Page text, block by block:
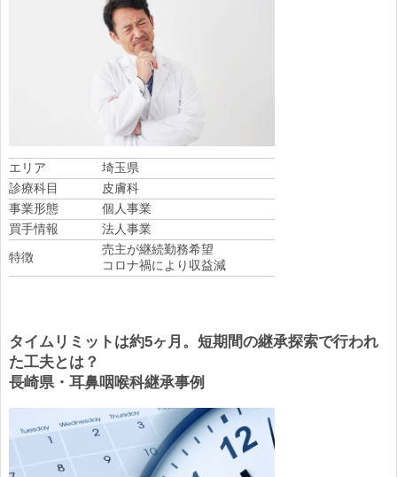
エリア
埼玉県
診療科目
皮膚科
事業形態
個人事業
買手情報
法人事業
特徴
売主が継続勤務希望
コロナ禍により収益減
タイムリミットは約5ヶ月。短期間の継承探索で行われ
た工夫とは？
長崎県・耳鼻咽喉科継承事例